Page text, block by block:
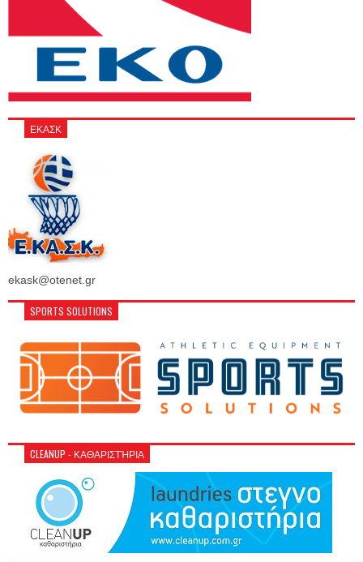
ΕΚΑΣΚ
ekask@otenet.gr
SPORTS SOLUTIONS
CLEANUP - ΚΑΘΑΡΙΣΤΉΡΙΑ